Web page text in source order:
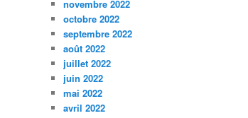
novembre 2022
octobre 2022
septembre 2022
août 2022
juillet 2022
juin 2022
mai 2022
avril 2022